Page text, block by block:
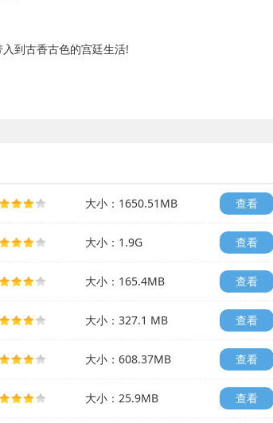
到古香古色的宫廷生活!
大小：1650.51MB 查看
大小：1.9G 查看
大小：165.4MB 查看
大小：327.1 MB 查看
大小：608.37MB 查看
大小：25.9MB 查看